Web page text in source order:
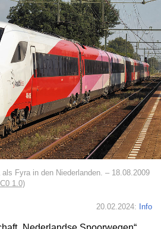
Fyra in den Niederlanden. – 18.08.2009
1.0)
20.02.2024: Info